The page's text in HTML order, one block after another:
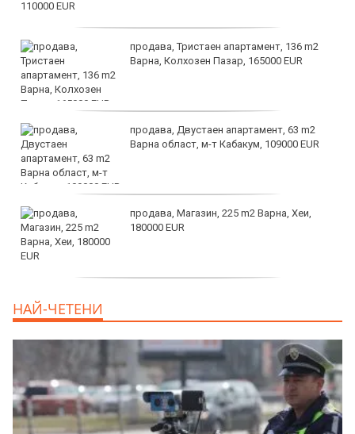
продава, Тристаен апартамент, 136 m2
Варна, Колхозен Пазар, 165000 EUR
продава, Двустаен апартамент, 63 m2
Варна област, м-т Кабакум, 109000 EUR
продава, Магазин, 225 m2 Варна, Хеи,
180000 EUR
НАЙ-ЧЕТЕНИ